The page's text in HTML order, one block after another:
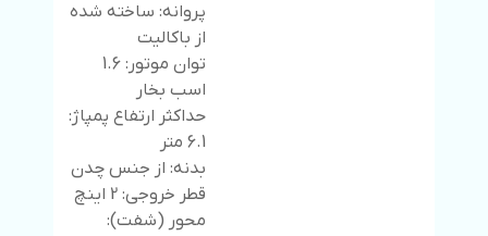
پروانه: ساخته شده
از باکالیت
توان موتور: 1.6
اسب بخار
حداکثر ارتفاع پمپاژ:
6.1 متر
بدنه: از جنس چدن
قطر خروجی: 2 اینچ
محور (شفت):